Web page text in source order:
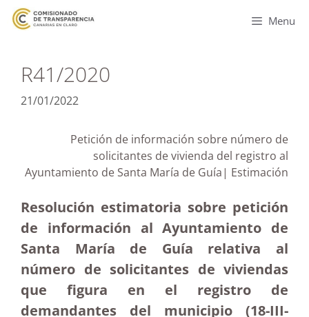
Menu
R41/2020
21/01/2022
Petición de información sobre número de
solicitantes de vivienda del registro al
Ayuntamiento de Santa María de Guía| Estimación
Resolución estimatoria sobre petición
de información al Ayuntamiento de
Santa María de Guía relativa al
número de solicitantes de viviendas
que figura en el registro de
demandantes del municipio (18-III-